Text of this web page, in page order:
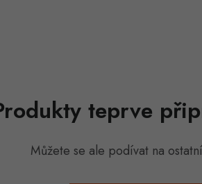
teprve
Můžete se ale podívat na